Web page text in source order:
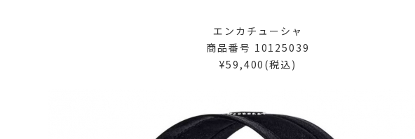
エンカチューシャ
商品番号 10125039
¥59,400(税込)